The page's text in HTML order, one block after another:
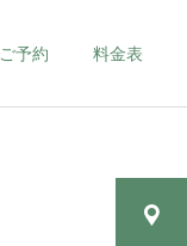
ご予約 料金表